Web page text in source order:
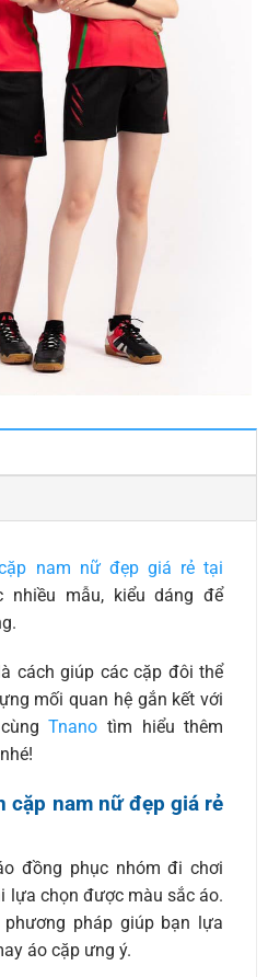
nam nữ đẹp giá rẻ tại
nhiều mẫu, kiểu dáng để
là cách giúp các cặp đôi thể
mối quan hệ gắn kết với
cùngTnano tìm hiểu thêm
cặp nam nữ đẹp giá rẻ
đồng phục nhóm đi chơi
lựa chọn được màu sắc áo.
pháp giúp bạn lựa
áo cặp ưng ý.